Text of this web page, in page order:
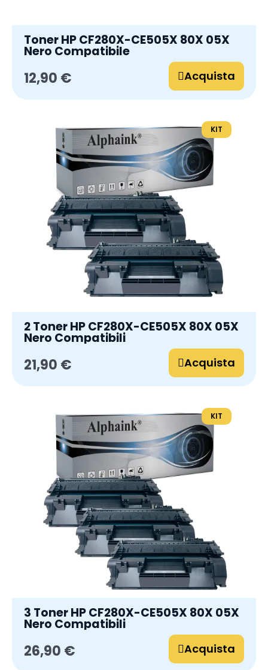
Toner HP CF280X-CE505X 80X 05X
Nero Compatibile
12,90 € Acquista
KIT
2 Toner HP CF280X-CE505X 80X 05X
Nero Compatibili
21,90 € Acquista
KIT
3 Toner HP CF280X-CE505X 80X 05X
Nero Compatibili
26,90 € Acquista